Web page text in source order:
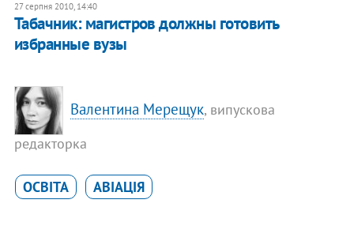
27 серпня 2010, 14:40
Табачник: магистров должны готовить
избранные вузы
Валентина Мерещук, випускова
редакторка
ОСВІТА АВІАЦІЯ